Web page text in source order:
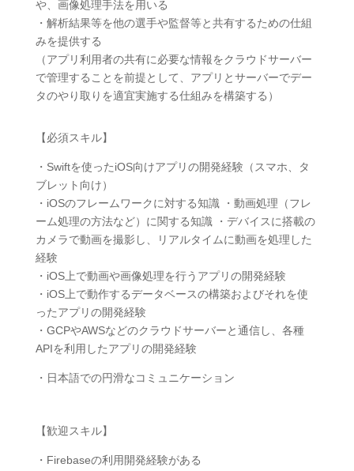
や、画像処理手法を用いる
・解析結果等を他の選手や監督等と共有するための仕組
みを提供する
（アプリ利用者の共有に必要な情報をクラウドサーバー
で管理することを前提として、アプリとサーバーでデー
タのやり取りを適宜実施する仕組みを構築する）
【必須スキル】
・Swiftを使ったiOS向けアプリの開発経験（スマホ、タ
ブレット向け）
・iOSのフレームワークに対する知識 ・動画処理（フレ
ーム処理の方法など）に関する知識 ・デバイスに搭載の
カメラで動画を撮影し、リアルタイムに動画を処理した
経験
・iOS上で動画や画像処理を行うアプリの開発経験
・iOS上で動作するデータベースの構築およびそれを使
ったアプリの開発経験
・GCPやAWSなどのクラウドサーバーと通信し、各種
APIを利用したアプリの開発経験
・日本語での円滑なコミュニケーション
【歓迎スキル】
・Firebaseの利用開発経験がある